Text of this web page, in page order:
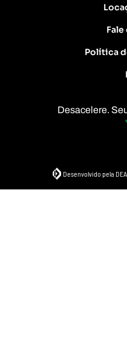
Política
Desacelere.
Desenvolvido pela